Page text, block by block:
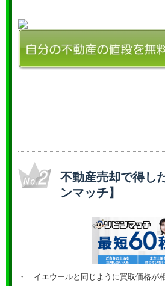
不動産売却で得し
ンマッチ】
・ イエウールと同じように買取価格が